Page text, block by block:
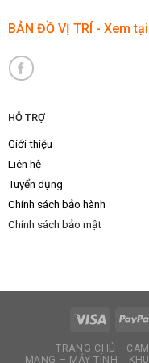
BẢN ĐỒ VỊ TRÍ - Xem
HỖ TRỢ
Giới thiệu
Liên hệ
Tuyển dụng
Chính sách bảo hành
Chính sách bảo mật
TRANG CHỦ
MẠNG – MÁY TÍNH